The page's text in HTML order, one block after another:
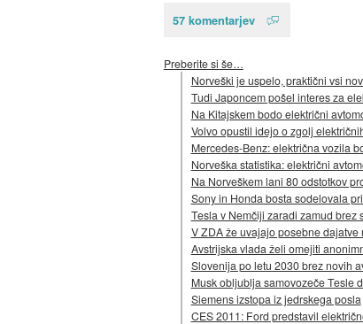
57 komentarjev
Preberite si še…
Norveški je uspelo, praktični vsi
Tudi Japoncem pošel interes za
Na Kitajskem bodo električni
Volvo opustil idejo o zgolj
Mercedes-Benz: električna vozila
Norveška statistika: električni
Na Norveškem lani 80 odstotkov
Sony in Honda bosta sodelovala
Tesla v Nemčiji zaradi zamud brez
V ZDA že uvajajo posebne dajatve
Avstrijska vlada želi omejiti
Slovenija po letu 2030 brez novih
Musk obljublja samovozeče Tesle
Siemens izstopa iz jedrskega posla
CES 2011: Ford predstavil